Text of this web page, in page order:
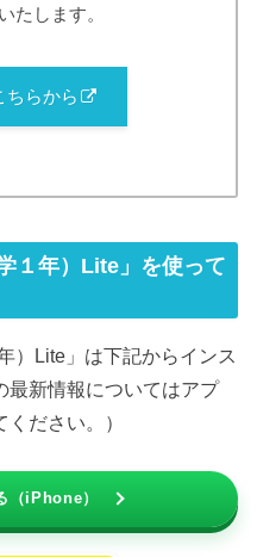
たします。
ちらから
１年）Lite」を使って
）Lite」は下記からインス
最新情報についてはアプ
ださい。）
iPhone）